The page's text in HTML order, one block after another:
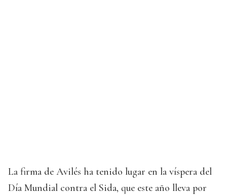
La firma de Avilés ha tenido lugar en la víspera del
Día Mundial contra el Sida, que este año lleva por